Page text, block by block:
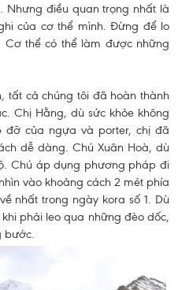
Nhưng điều quan trọng nhất là
của cơ thể mình. Đừng để lo
thể có thể làm được những
tất cả chúng tôi đã hoàn thành
Chị Hằng, dù sức khỏe không
đỡ của ngựa và porter, chị đã
dễ dàng. Chú Xuân Hoà, dù
Chú áp dụng phương pháp đi
vào khoảng cách 2 mét phía
nhất trong ngày kora số 1. Dù
phải leo qua những đèo dốc,
bước.